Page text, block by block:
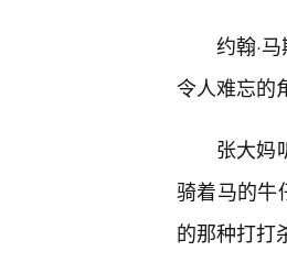
约翰·
令人难忘的
张大妈
骑着马的牛
的那种打打